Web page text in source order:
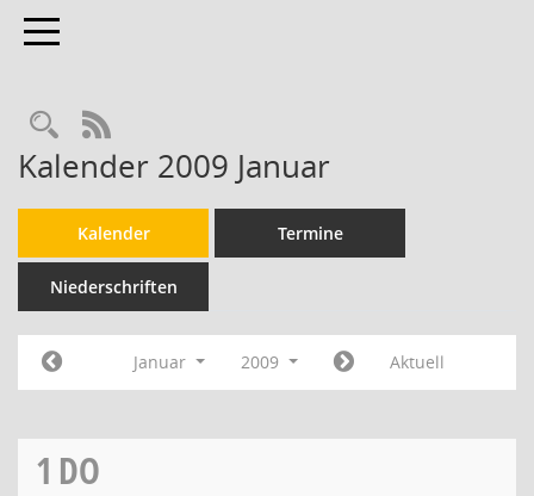
Toggle navigation
RSS-Feed
Kalender 2009 Januar
Kalender Termine
Niederschriften
Januar 2009 Aktuell
1 DO